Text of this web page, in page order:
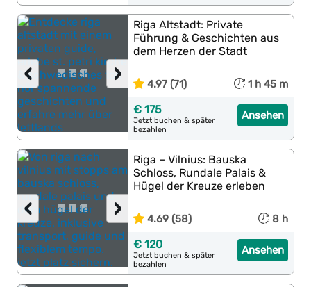
›
‹
Riga Altstadt: Private
Führung & Geschichten aus
dem Herzen der Stadt
4.97 (71) 1 h 45 m
Ansehen
€ 175
Jetzt buchen & später
bezahlen
›
‹
Riga – Vilnius: Bauska
Schloss, Rundale Palais &
Hügel der Kreuze erleben
4.69 (58) 8 h
Ansehen
€ 120
Jetzt buchen & später
bezahlen